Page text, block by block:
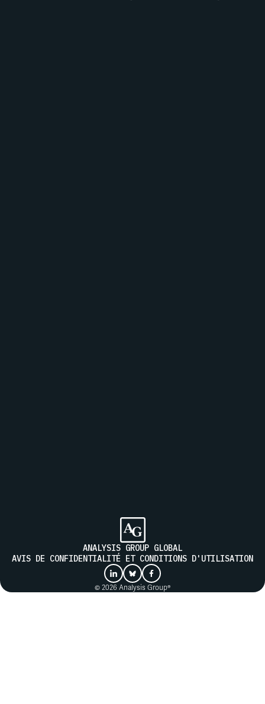
ANALYSIS GROUP GLOBAL
AVIS DE CONFIDENTIALITÉ ET CONDITIONS D'UTILISATION
© 2026 Analysis Group®